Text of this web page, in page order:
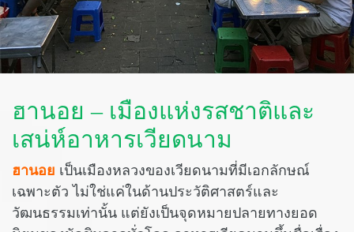
ฮานอย – เมืองแห่งรสชาติและ
เสน่ห์อาหารเวียดนาม
ฮานอย เป็นเมืองหลวงของเวียดนามที่มีเอกลักษณ์
เฉพาะตัว ไม่ใช่แค่ในด้านประวัติศาสตร์และ
วัฒนธรรมเท่านั้น แต่ยังเป็นจุดหมายปลายทางยอด